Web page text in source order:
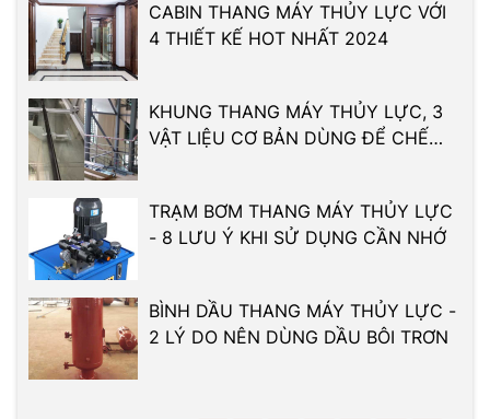
CABIN THANG MÁY THỦY LỰC VỚI
4 THIẾT KẾ HOT NHẤT 2024
KHUNG THANG MÁY THỦY LỰC, 3
VẬT LIỆU CƠ BẢN DÙNG ĐỂ CHẾ
TRẠM BƠM THANG MÁY THỦY LỰC
- 8 LƯU Ý KHI SỬ DỤNG CẦN NHỚ
BÌNH DẦU THANG MÁY THỦY LỰC -
2 LÝ DO NÊN DÙNG DẦU BÔI TRƠN